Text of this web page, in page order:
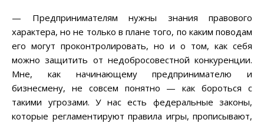
— Предпринимателям нужны знания правового
характера, но не только в плане того, по каким поводам
его могут проконтролировать, но и о том, как себя
можно защитить от недобросовестной конкуренции.
Мне, как начинающему предпринимателю и
бизнесмену, не совсем понятно — как бороться с
такими угрозами. У нас есть федеральные законы,
которые регламентируют правила игры, прописывают,